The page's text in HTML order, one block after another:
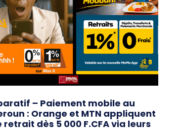
– Paiement mobile au
: Orange et MTN appliquent
retrait dès 5 000 F.CFA via leurs